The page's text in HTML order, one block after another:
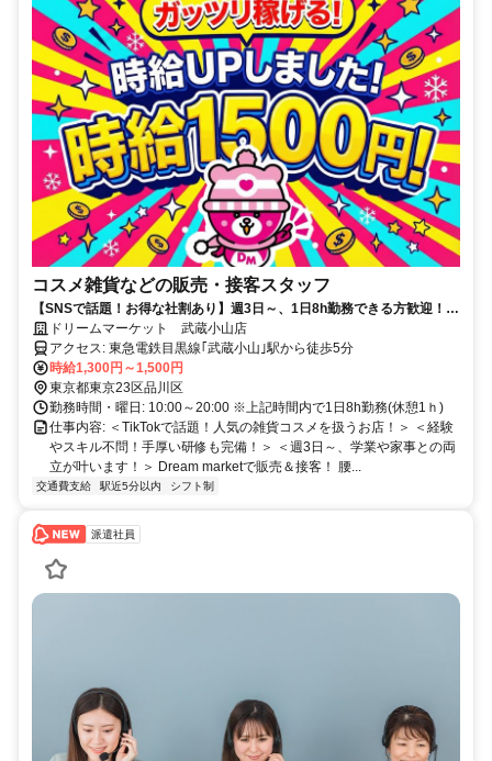
コスメ雑貨などの販売・接客スタッフ
【SNSで話題！お得な社割あり】週3日～、1日8h勤務できる方歓迎！服
装・髪色自由！ネイル・ピアスもOK！
ドリームマーケット 武蔵小山店
アクセス: 東急電鉄目黒線｢武蔵小山｣駅から徒歩5分
時給1,300円～1,500円
東京都東京23区品川区
勤務時間・曜日: 10:00～20:00 ※上記時間内で1日8h勤務(休憩1ｈ)
仕事内容: ＜TikTokで話題！人気の雑貨コスメを扱うお店！＞ ＜経験
やスキル不問！手厚い研修も完備！＞ ＜週3日～、学業や家事との両
立が叶います！＞ Dream marketで販売＆接客！ 腰...
交通費支給 駅近5分以内 シフト制
派遣社員